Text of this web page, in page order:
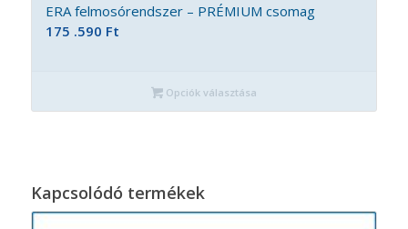
ERA felmosórendszer – PRÉMIUM csomag
175 .590 Ft
Opciók választása
Kapcsolódó termékek